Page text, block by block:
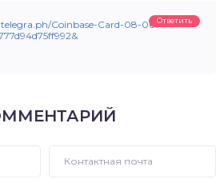
telegra.ph/Coinbase-Card-08-06?Ответить